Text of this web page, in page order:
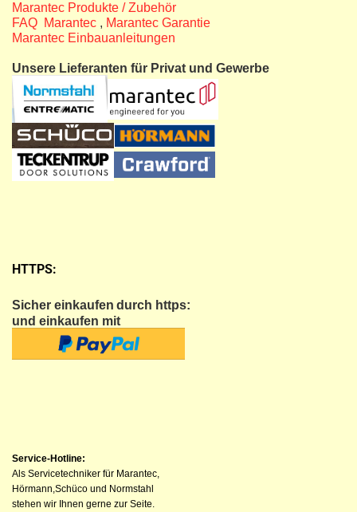
Marantec Produkte / Zubehör
FAQ Marantec , Marantec Garantie
Marantec Einbauanleitungen
Unsere Lieferanten für Privat und Gewerbe
HTTPS:
Sicher einkaufen durch https:
und einkaufen mit
Service-Hotline:
Als Servicetechniker für Marantec,
Hörmann,Schüco und Normstahl
stehen wir Ihnen gerne zur Seite.